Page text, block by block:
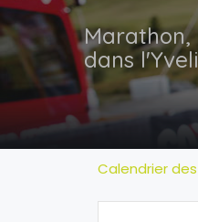
Marathon,
dans
Calendrier